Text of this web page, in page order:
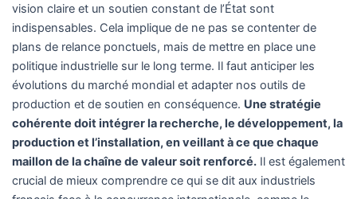
vision claire et un soutien constant de l’État sont
indispensables. Cela implique de ne pas se contenter de
plans de relance ponctuels, mais de mettre en place une
politique industrielle sur le long terme. Il faut anticiper les
évolutions du marché mondial et adapter nos outils de
production et de soutien en conséquence. Une stratégie
cohérente doit intégrer la recherche, le développement, la
production et l’installation, en veillant à ce que chaque
maillon de la chaîne de valeur soit renforcé.Il est également
crucial de mieux comprendre ce qui se dit aux industriels